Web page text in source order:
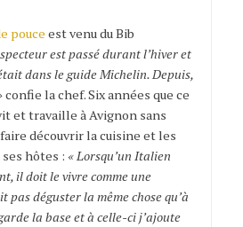
pouce est venu du Bib
est passé durant l’hiver et
dans le guide Michelin. Depuis,
confie la chef. Six années que ce
et travaille à Avignon sans
découvrir la cuisine et les
hôtes : « Lorsqu’un Italien
il doit le vivre comme une
pas déguster la même chose qu’à
la base et à celle-ci j’ajoute